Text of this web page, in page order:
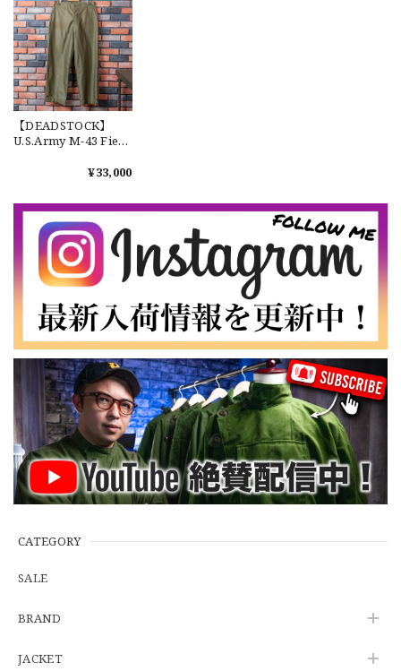
CATEGORY
SALE
BRAND
JACKET
なかなか見つからないこの色味が本当に好きです！ありがと
うございました！
【Cooperstown Ball Cap】Made in USA Baseball Cap "NY" STONE×GREEN 新品 クーパーズタウンボールキャップ 6パネル ２トーン 緑
３.1947 New York Cubans
2026/07/01
2026/06/29
【Additive and Line】Wallet Chain Nickel Silver WCH-005 新品 ウォレットチェーン 小判型 ニッケルシルバー 約40cm
2026/06/27
【DEADSTOCK】
U.S.Army M-43 Field
物 アメリカ軍 M-
ツ デッドストック 希
少 USP947
¥33,000